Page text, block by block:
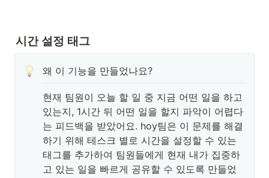
시간 설정 태그
왜 이 기능을 만들었나요?
현재 팀원이 오늘 할 일 중 지금 어떤 일을 하고
있는지, 1시간 뒤 어떤 일을 할지 파악이 어렵다
는 피드백을 받았어요. hoy팀은 이 문제를 해결
하기 위해 테스크 별로 시간을 설정할 수 있는
태그를 추가하여 팀원들에게 현재 내가 집중하
고 있는 일을 빠르게 공유할 수 있도록 만들었